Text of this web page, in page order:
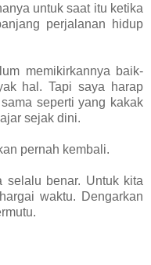
untuk saat itu ketika
perjalanan hidup
memikirkannya baik-
hal. Tapi saya harap
seperti yang kakak
sejak dini.
pernah kembali.
selalu benar. Untuk kita
waktu. Dengarkan